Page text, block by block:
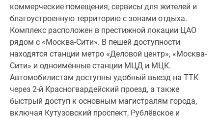
Подмосковья
Студии
комнатные
комнатные
комнатные
Квартиры
коммерческие помещения, сервисы для жителей и
благоустроенную территорию с зонами отдыха.
Комплекс расположен в престижной локации ЦАО
рядом с «Москва-Сити». В пешей доступности
находятся станции метро «Деловой центр», «Москва-
Сити» и одноимённые станции МЦД и МЦК.
Автомобилистам доступны удобный выезд на ТТК
через 2-й Красногвардейский проезд, а также
быстрый доступ к основным магистралям города,
включая Кутузовский проспект, Рублёвское и